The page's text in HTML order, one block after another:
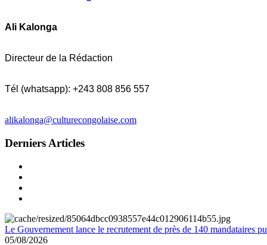
Ali Kalonga
Directeur de la Rédaction
Tél (whatsapp): +243 808 856 557
alikalonga@culturecongolaise.com
Derniers Articles
Le Gouvernement lance le recrutement de près de 140 mandataires
05/08/2026